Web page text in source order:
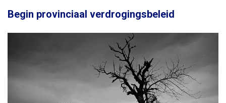
Begin provinciaal verdrogingsbeleid